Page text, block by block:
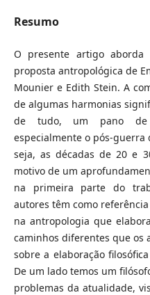
Resumo
O presente artigo aborda
proposta antropológica de
Mounier e Edith Stein. A
de algumas harmonias
de tudo, um pano
especialmente o pós-
seja, as décadas de 20 e
motivo de um
na primeira parte do
autores têm como
na antropologia que
caminhos diferentes que os
sobre a elaboração
De um lado temos um
problemas da atualidade,